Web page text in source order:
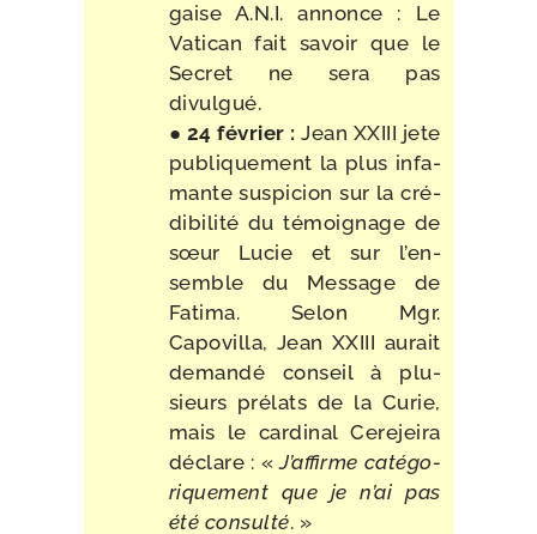
gaise A.N.I. annonce : Le
Vatican fait savoir que le
Secret ne sera pas
divulgué.
● 24 février : Jean XXIII jete
publi­que­ment la plus infa­
mante sus­pi­cion sur la cré­
di­bi­li­té du témoi­gnage de
sœur Lucie et sur l’en­
semble du Message de
Fatima. Selon Mgr.
Capovilla, Jean XXIII aurait
deman­dé conseil à plu­
sieurs pré­lats de la Curie,
mais le car­di­nal Cerejeira
déclare : «J’affirme caté­go­
ri­que­ment que je n’ai pas
été consul­té. »